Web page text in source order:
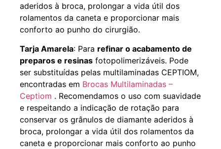
aderidos à broca, prolongar a vida útil dos
rolamentos da caneta e proporcionar mais
conforto ao punho do cirurgião.
Tarja Amarela: Para refinar o acabamento de
preparos e resinas fotopolimerizáveis. Pode
ser substituídas pelas multilaminadas CEPTIOM,
encontradas em Brocas Multilaminadas –
Ceptiom . Recomendamos o uso com suavidade
e respeitando a indicação de rotação para
conservar os grânulos de diamante aderidos à
broca, prolongar a vida útil dos rolamentos da
caneta e proporcionar mais conforto ao punho